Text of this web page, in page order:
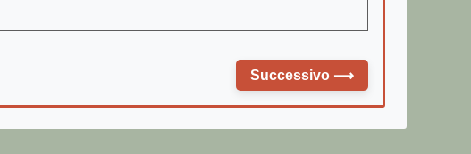
Successivo ⟶